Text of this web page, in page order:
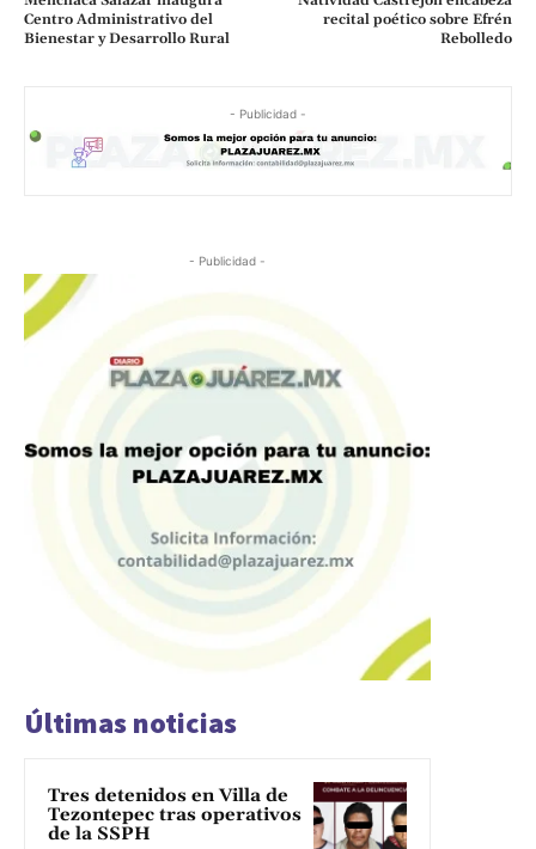
Centro Administrativo del
Bienestar y Desarrollo Rural
recital poético sobre Efrén
Rebolledo
- Publicidad -
- Publicidad -
Últimas noticias
Tres detenidos en Villa de
Tezontepec tras operativos
de la SSPH